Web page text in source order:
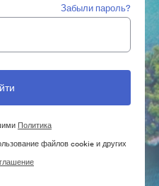
Забыли пароль?
Политика
файлов cookie и других